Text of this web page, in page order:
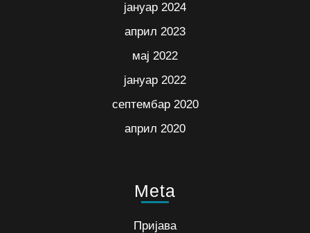
јануар 2024
април 2023
мај 2022
јануар 2022
септембар 2020
април 2020
Meta
Пријава